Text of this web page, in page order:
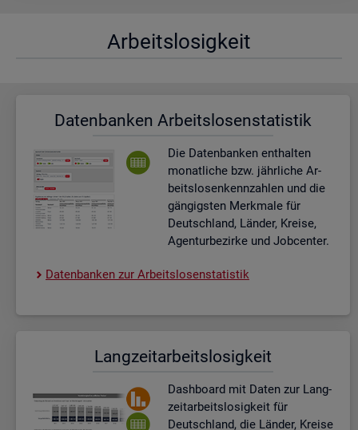
Ar­beits­lo­sig­keit
Da­ten­ban­ken Ar­beits­lo­sen­sta­tis­tik
Die Da­ten­ban­ken ent­hal­ten
mo­nat­li­che bzw. jähr­li­che Ar­
beits­lo­sen­kenn­zah­len und die
gän­gigs­ten Merk­ma­le für
Deutsch­land, Län­der, Krei­se,
Agen­tur­be­zir­ke und Job­cen­ter.
Da­ten­ban­ken zur Ar­beits­lo­sen­sta­tis­tik
Lang­zeit­ar­beits­lo­sig­keit
Dash­board mit Daten zur Lang­
zeit­ar­beits­lo­sig­keit für
Deutsch­land, die Län­der, Krei­se